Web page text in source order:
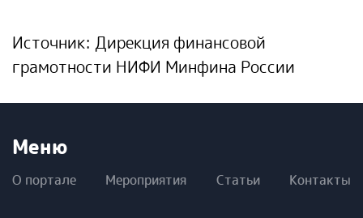
Источник: Дирекция финансовой
грамотности НИФИ Минфина России
Меню
О портале Мероприятия Статьи Контакты